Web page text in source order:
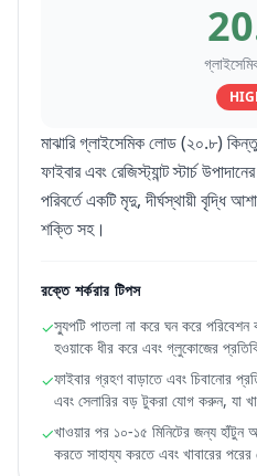
মাঝারি গ্লাইসেমিক লোড (২০.৮)
ফাইবার এবং রেজিস্ট্যান্ট স্টার্চ
পরিবর্তে একটি মৃদু, দীর্ঘস্থায়ী বৃদ্ধি
শক্তি সহ।
রক্তে শর্করার টিপস
✓স্যুপটি পাতলা না করে ঘন করে
হওয়াকে ধীর করে এবং গ্লুকোজের
✓ফাইবার গ্রহণ বাড়াতে এবং চিবানোর
এবং সেলারির বড় টুকরা যোগ করুন, যা
✓খাওয়ার পর ১০-১৫ মিনিটের জন্য
করতে সাহায্য করতে এবং খাবারের